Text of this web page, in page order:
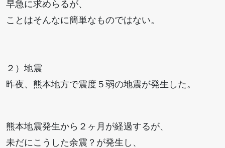
早急に求めらるが、
ことはそんなに簡単なものではない。
２）地震
昨夜、熊本地方で震度５弱の地震が発生した。
熊本地震発生から２ヶ月が経過するが、
未だにこうした余震？が発生し、